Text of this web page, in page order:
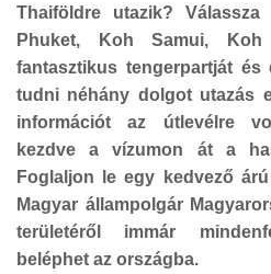
Thaiföldre utazik?
Phuket, Koh Samui,
fantasztikus tengerpartját és
tudni néhány dolgot utazás
információt az útlevélre
kezdve a vízumon át a
Foglaljon le egy kedvező
Magyar állampolgár
területéről immár
beléphet az országba.